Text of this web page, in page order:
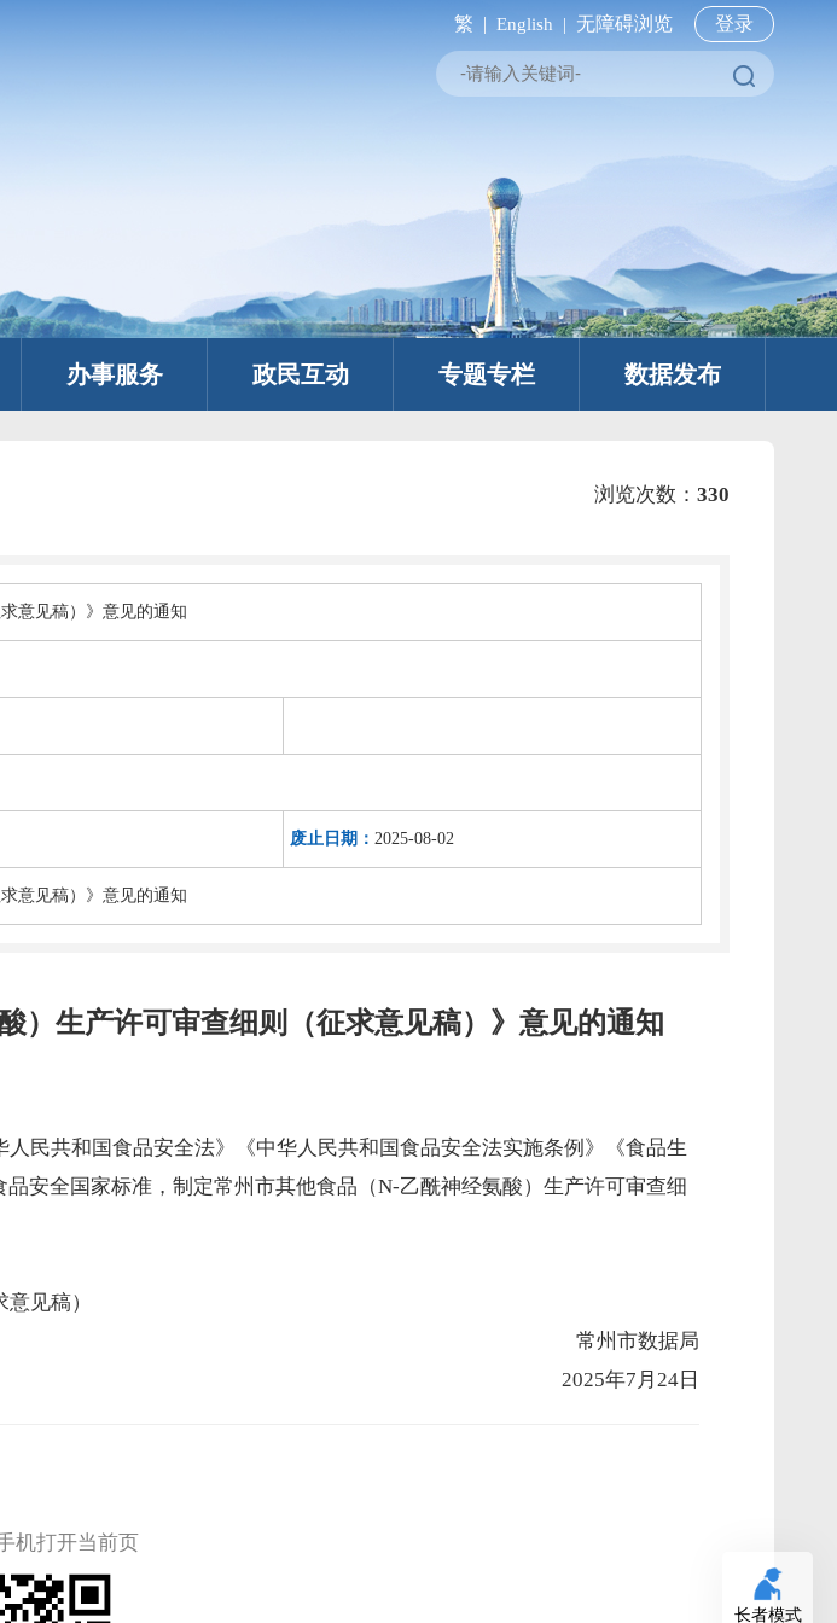
繁 | English | 无障碍浏览 登录
办事服务 政民互动 专题专栏 数据发布
浏览次数： 330
意见稿）》意见的通知
废止日期： 2025-08-02
意见稿）》意见的通知
）生产许可审查细则（征求意见稿）》意见的通知
民共和国食品安全法》《中华人民共和国食品安全法实施条例》《食品生
安全国家标准，制定常州市其他食品（N-乙酰神经氨酸）生产许可审查细
见稿）
常州市数据局
2025年7月24日
机打开当前页
长者模式